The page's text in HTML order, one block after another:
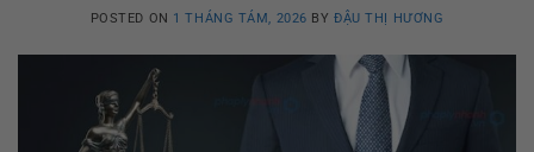
POSTED ON 1 THÁNG TÁM, 2026 BYĐẬU THỊ HƯƠNG